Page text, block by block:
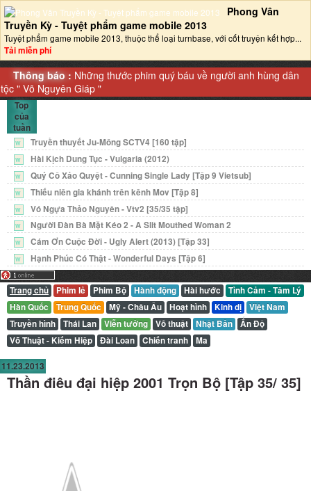
Phong Vân
Truyền Kỳ - Tuyệt phẩm game mobile 2013‎
Tuyệt phẩm game mobile 2013, thuộc thể loại turnbase, với cốt truyện kết hợp...
Tải miễn phí
Thông báo : Những thước phim quý báu về người anh hùng dân
tộc "Võ Nguyên Giáp "
Top
của
tuần
W Truyền thuyết Ju-Mông SCTV4 [160 tập]
W Hài Kịch Dung Tục - Vulgaria (2012)
W Quý Cô Xảo Quyệt - Cunning Single Lady [Tập 9 Vietsub]
W Thiếu niên gia khánh trên kênh Mov [Tập 8]
W Vó Ngựa Thảo Nguyên - Vtv2 [35/35 tập]
W Người Đàn Bà Mặt Kéo 2 - A Slit Mouthed Woman 2
W Cám Ơn Cuộc Đời - Ugly Alert (2013) [Tập 33]
W Hạnh Phúc Có Thật - Wonderful Days [Tập 6]
Trang chủ Phim lẻ Phim Bộ Hành động Hài hước
Tình Cảm - Tâm Lý
Hàn Quốc
Trung Quốc Mỹ - Châu Âu Hoạt hình Kinh dị
Việt Nam
Truyền hình
Thái Lan Viễn tưởng Võ thuật Nhật Bản
Ấn Độ
Võ Thuật - Kiếm Hiệp
Đài Loan Chiến tranh Ma
11.23.2013
Thần điêu đại hiệp 2001 Trọn Bộ [Tập 35/ 35]